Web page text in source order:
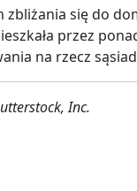
zbliżania się do
przez
na rzecz
Inc.